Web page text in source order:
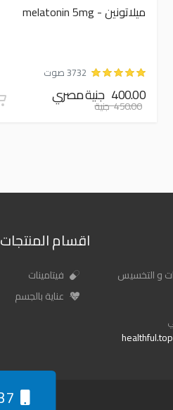
ميلاتونين - melatonin 5mg
3732 صوت
400.00 جنية مصري
450.00 جنية
و التخسيس
اقسام المنتجات
فيتامينات
عناية بالجسم
01152037337